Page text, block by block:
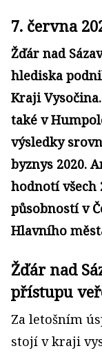
7. června
Žďár nad
hlediska
Kraji
také v
výsledky
byznys 2020.
hodnotí všech
působností v
Hlavního
Žďár nad
přístupu
Za letošním
stojí v kraji